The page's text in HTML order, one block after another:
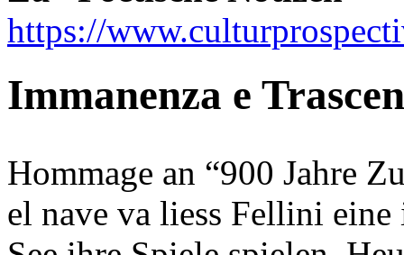
https://
Immanenza e
Hommage an “900 Jahre
el nave va liess Fellini